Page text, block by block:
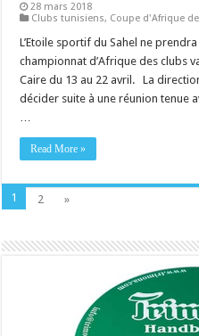
28 mars 2018
Clubs tunisiens, Coupe d'Afrique
L’Etoile sportif du Sahel ne
championnat d’Afrique des clubs
Caire du 13 au 22 avril. La
décider suite à une réunion tenue
…
Read More »
1 2 »